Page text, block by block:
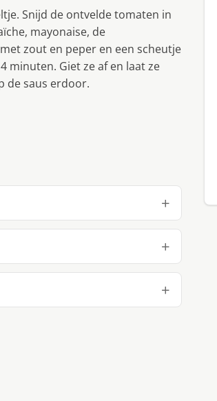
Snijd de ontvelde tomaten in
mayonaise, de
zout en peper en een scheutje
minuten. Giet ze af en laat ze
de saus erdoor.